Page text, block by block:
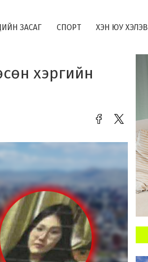
ЗАСАГ СПОРТ ХЭН ЮУ ХЭЛЭВ
хэргийн